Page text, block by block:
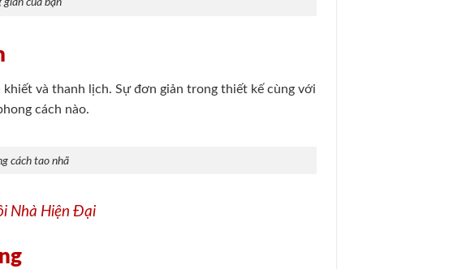
và thanh lịch. Sự đơn giản trong thiết kế cùng với
cách nào.
cách tao nhã
Nhà Hiện Đại